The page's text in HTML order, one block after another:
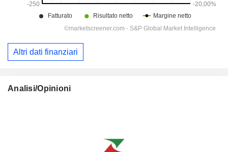
Altri dati finanziari
Analisi/Opinioni